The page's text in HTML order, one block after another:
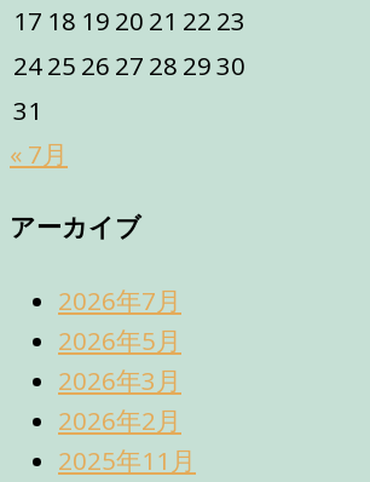
17 18 19 20 21 22 23
2425 26 27 28 2930
31
« 7月
アーカイブ
2026年7月
2026年5月
2026年3月
2026年2月
2025年11月